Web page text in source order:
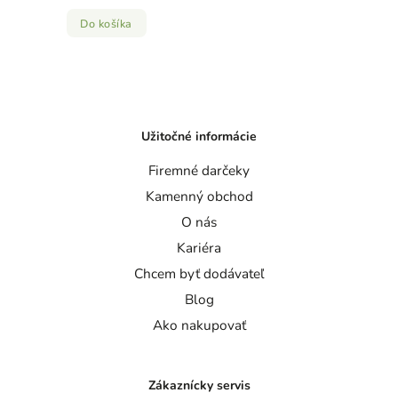
Do košíka
Užitočné informácie
Firemné darčeky
Kamenný obchod
O nás
Kariéra
Chcem byť dodávateľ
Blog
Ako nakupovať
Zákaznícky servis